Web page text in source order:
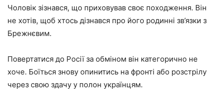
Чоловік зізнався, що приховував своє походження. Він
не хотів, щоб хтось дізнався про його родинні зв’язки з
Брежнєвим.
Повертатися до Росії за обміном він категорично не
хоче. Боїться знову опинитись на фронті або розстрілу
через свою здачу у полон українцям.